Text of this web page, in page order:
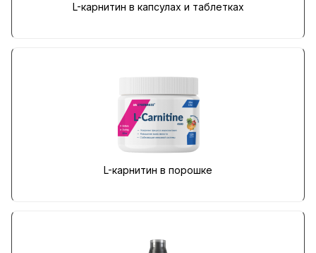
L-карнитин в капсулах и таблетках
L-карнитин в порошке